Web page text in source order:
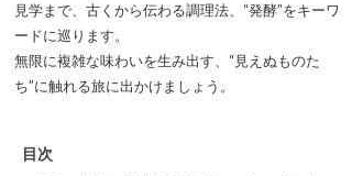
見学まで、古くから伝わる調理法、“発酵”をキーワ
ードに巡ります。
無限に複雑な味わいを生み出す、“見えぬものた
ち”に触れる旅に出かけましょう。
目次